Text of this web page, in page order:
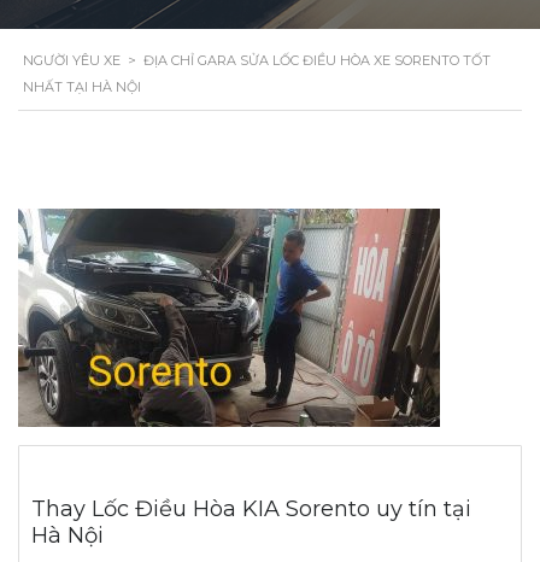
NGƯỜI YÊU XE > ĐỊA CHỈ GARA SỬA LỐC ĐIỀU HÒA XE SORENTO TỐT
NHẤT TẠI HÀ NỘI
Thay Lốc Điều Hòa KIA Sorento uy tín tại
Hà Nội